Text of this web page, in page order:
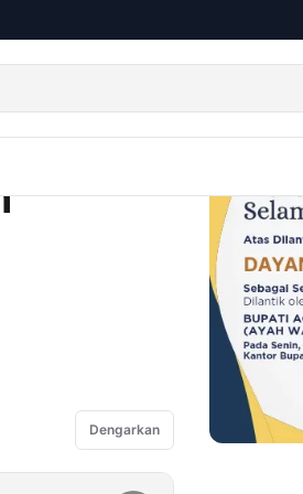
PENDIDIKANOLAHRAGA
Dengarkan